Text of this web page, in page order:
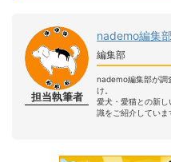
担当執筆者
nademo編集部
編集部
nademo編集部が調
け。
愛犬・愛猫との新
識をご紹介していま